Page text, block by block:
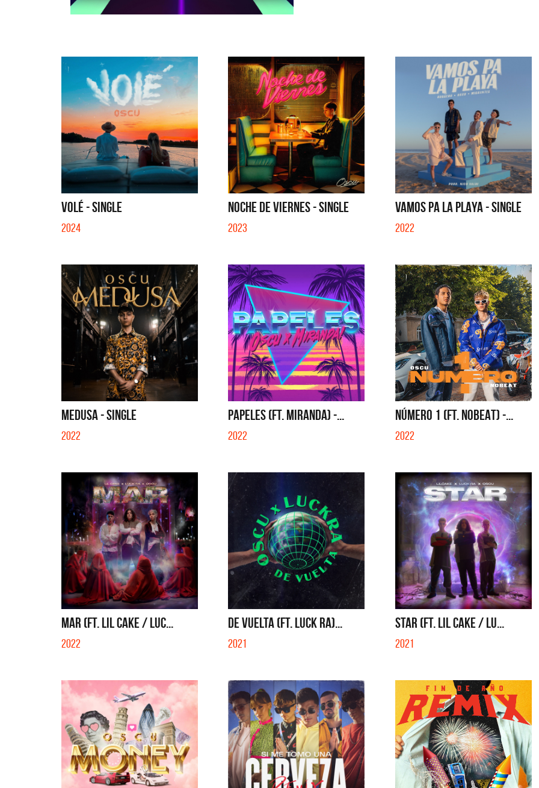
VOLÉ - SINGLE
2024
NOCHE DE VIERNES - SINGLE
2023
VAMOS PA LA PLAYA - SINGLE
2022
MEDUSA - SINGLE
2022
PAPELES (FT. MIRANDA) -...
2022
NÚMERO 1 (FT. NOBEAT) -...
2022
MAR (FT. LIL CAKE / LUC...
2022
DE VUELTA (FT. LUCK RA)...
2021
STAR (FT. LIL CAKE / LU...
2021